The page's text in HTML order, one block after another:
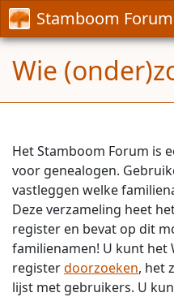
Stamboom Forum
Wie
Het Stamboom Forum is
voor genealogen.
vastleggen welke
Deze verzameling heet
register en bevat op dit
familienamen! U kunt het
registerdoorzoeken, het
lijst met gebruikers. U